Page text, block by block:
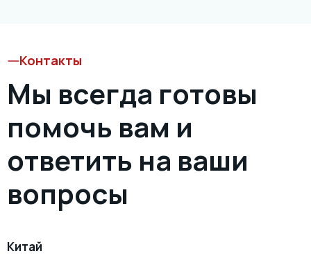
Контакты
Мы всегда готовы
помочь вам и
ответить на ваши
вопросы
Китай